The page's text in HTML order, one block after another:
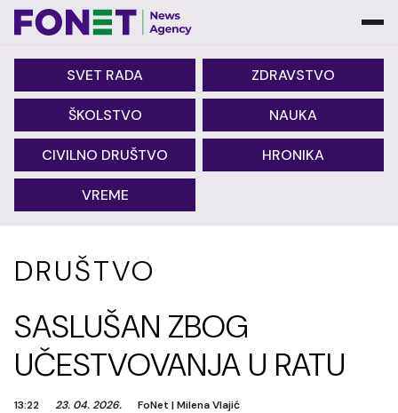
SVET RADA ZDRAVSTVO
ŠKOLSTVO NAUKA
CIVILNO DRUŠTVO HRONIKA
VREME
DRUŠTVO
SASLUŠAN ZBOG
UČESTVOVANJA U RATU
13:22 23. 04. 2026. FoNet |Milena Vlajić